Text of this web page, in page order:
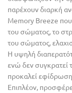
παρέχουν διαρκή
Memory Breeze που
του σώματος, το
του σώματος,
Η υψηλή
ενώ δεν συγκρατεί
προκαλεί
Επιπλέον,